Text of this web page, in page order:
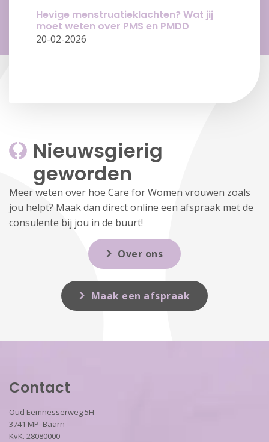
Hevige menstruatieklachten? Wat jij
moet weten over PMS en PMDD
20-02-2026
Nieuwsgierig
geworden
Meer weten over hoe Care for Women vrouwen zoals
jou helpt? Maak dan direct online een afspraak met de
consulente bij jou in de buurt!
Over ons
Maak een afspraak
Contact
Oud Eemnesserweg 5H
3741 MP Baarn
KvK. 28080000